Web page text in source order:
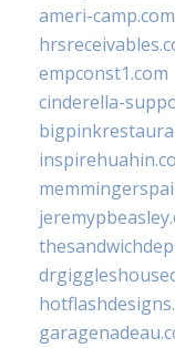
ameri-camp.com
empconst1.com
cinderella-